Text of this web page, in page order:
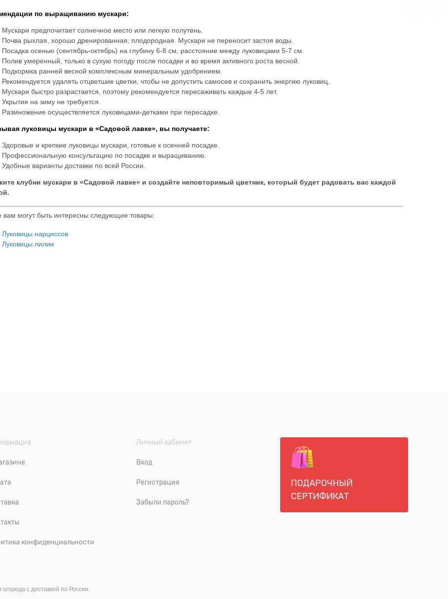
по выращиванию мускари:
Мускари предпочитает солнечное место или легкую полутень.
Почва рыхлая, хорошо дренированная, плодородная. Мускари не переносит застоя воды.
Посадка осенью (сентябрь-октябрь) на глубину 6-8 см, расстояние между луковицами 5-7 см.
Полив умеренный, только в сухую погоду после посадки и во время активного роста весной.
Подкормка ранней весной комплексным минеральным удобрением.
Рекомендуется удалять отцветшие цветки, чтобы не допустить самосев и сохранить энергию луковиц.
Мускари быстро разрастается, поэтому рекомендуется пересаживать каждые 4-5 лет.
Укрытия на зиму не требуется.
Размножение осуществляется луковицами-детками при пересадке.
луковицы мускари в «Садовой лавке», вы получаете:
Здоровые и крепкие луковицы мускари, готовые к осенней посадке.
Профессиональную консультацию по посадке и выращиванию.
Удобные варианты доставки по всей России.
клубни мускари в «Садовой лавке» и создайте неповторимый цветник, который будет радовать вас каждой
вам могут быть интересны следующие товары:
Луковицы нарциссов
Луковицы лилии
конфиденциальности
Личный кабинет
Вход
Регистрация
Забыли пароль?
ПОДАРОЧНЫЙ
СЕРТИФИКАТ
с доставкой по России